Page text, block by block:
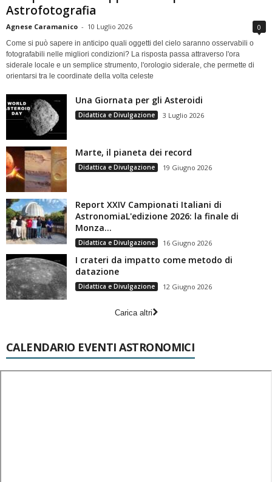
Astrofotografia
Agnese Caramanico - 10 Luglio 2026 0
Come si può sapere in anticipo quali oggetti del cielo saranno osservabili o
fotografabili nelle migliori condizioni? La risposta passa attraverso l'ora
siderale locale e un semplice strumento, l'orologio siderale, che permette di
orientarsi tra le coordinate della volta celeste
Una Giornata per gli Asteroidi
Didattica e Divulgazione 3 Luglio 2026
Marte, il pianeta dei record
Didattica e Divulgazione 19 Giugno 2026
Report XXIV Campionati Italiani di
AstronomiaL'edizione 2026: la finale di
Monza...
Didattica e Divulgazione 16 Giugno 2026
I crateri da impatto come metodo di
datazione
Didattica e Divulgazione 12 Giugno 2026
Carica altri
CALENDARIO EVENTI ASTRONOMICI